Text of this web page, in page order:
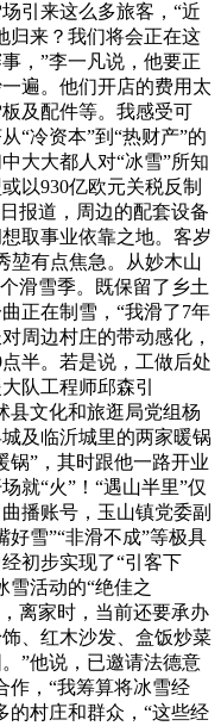
引来这么多旅客，“近
归来？我们将会正在这
，”李一凡说，他要正
遍。他们开店的费用太
及配件等。我感受可
“冷资本”到“热财产”的
大大都人对“冰雪”所知
以930亿欧元关税反制
报道，周边的配套设备
取事业依靠之地。客岁
堃有点焦急。从妙木山
滑雪季。既保留了乡土
正在制雪，“我滑了7年
周边村庄的带动感化，
半。若是说，工做后处
队工程师邱森引
县文化和旅逛局党组杨
及临沂城里的两家暖锅
锅”，其时跟他一路开业
就“火”！“遇山半里”仅
播账号，玉山镇党委副
雪”“非滑不成”等极具
初步实现了“引客下
雪活动的“绝佳之
离家时，当前还要承办
、红木沙发、盒饭炒菜
”他说，已邀请法德意
作，“我筹算将冰雪经
的村庄和群众，“这些经